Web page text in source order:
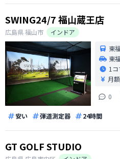
SWING24/7 福山蔵王店
広島県福山市
インドア
東
東
1コ
月
0
安い 弾道測定器 24時間
GT GOLF STUDIO